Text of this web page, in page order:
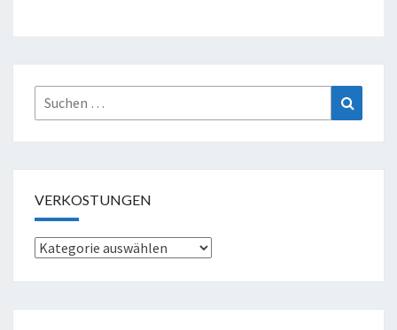
Suche
nach:
VERKOSTUNGEN
Verkostungen